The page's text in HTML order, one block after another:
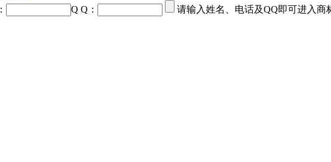
Q Q：
请输入姓名、电话及QQ即可进入商